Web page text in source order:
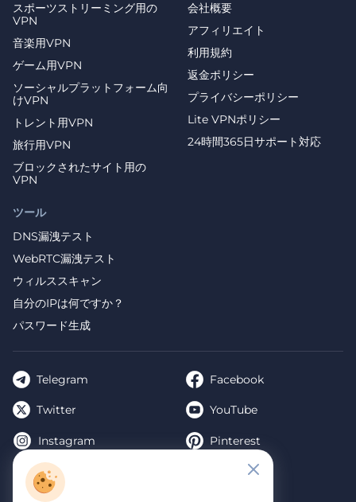
スポーツストリーミング用の
VPN
音楽用VPN
ゲーム用VPN
ソーシャルプラットフォーム向
けVPN
トレント用VPN
旅行用VPN
ブロックされたサイト用の
VPN
ツール
DNS漏洩テスト
WebRTC漏洩テスト
ウィルススキャン
自分のIPは何ですか？
パスワード生成
会社概要
アフィリエイト
利用規約
返金ポリシー
プライバシーポリシー
Lite VPNポリシー
24時間365日サポート対応
Telegram Facebook
Twitter YouTube
Instagram Pinterest
TikTok